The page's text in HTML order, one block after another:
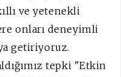
ve yetenekli
onları deneyimli
getiriyoruz.
tepki "Etkin